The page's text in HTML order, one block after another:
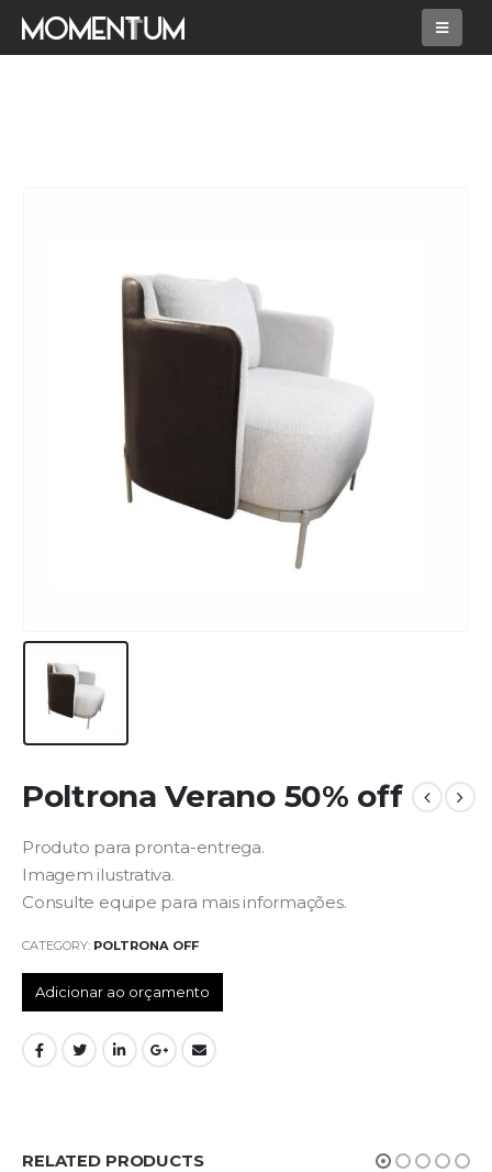
Poltrona Verano 50% off
Produto para pronta-entrega.
Imagem ilustrativa.
Consulte equipe para mais informações.
CATEGORY: POLTRONA OFF
Adicionar ao orçamento
RELATED PRODUCTS